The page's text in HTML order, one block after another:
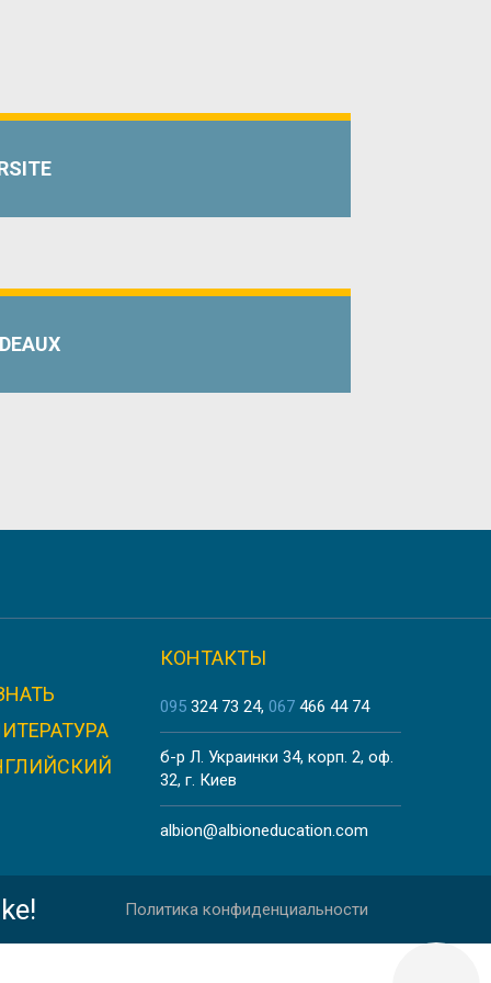
КОНТАКТЫ
095 324 73 24 067 466 44 74
б-р Л. Украинки 34, корп. 2, оф.
32, г. Киев
albion@albioneducation.com
Политика конфиденциальности